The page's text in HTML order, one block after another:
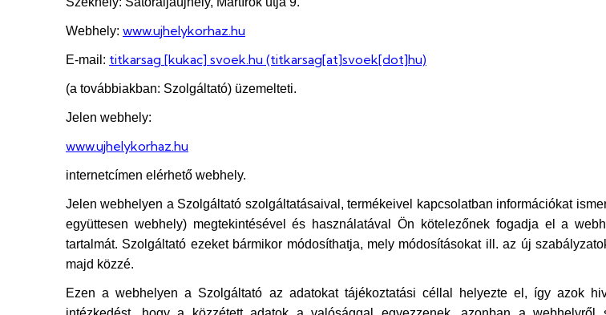
Webhely: www.ujhelykorhaz.hu
E-mail: titkarsag [kukac] svoek.hu (titkarsag[at]svoek[dot]hu)
(a továbbiakban: Szolgáltató) üzemelteti.
Jelen webhely:
www.ujhelykorhaz.hu
internetcímen elérhető webhely.
Jelen webhelyen a Szolgáltató szolgáltatásaival, termékeivel kapcsolatban információkat
együttesen webhely) megtekintésével és használatával Ön kötelezőnek fogadja el a
tartalmát. Szolgáltató ezeket bármikor módosíthatja, mely módosításokat ill. az új
majd közzé.
Ezen a webhelyen a Szolgáltató az adatokat tájékoztatási céllal helyezte el, így azok